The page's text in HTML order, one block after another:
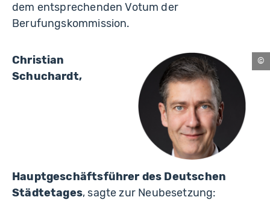
dem entsprechenden Votum der
Berufungskommission.
Christian
Schuchardt,
Hauptgeschäftsführer des Deutschen
Städtetages, sagte zur Neubesetzung: